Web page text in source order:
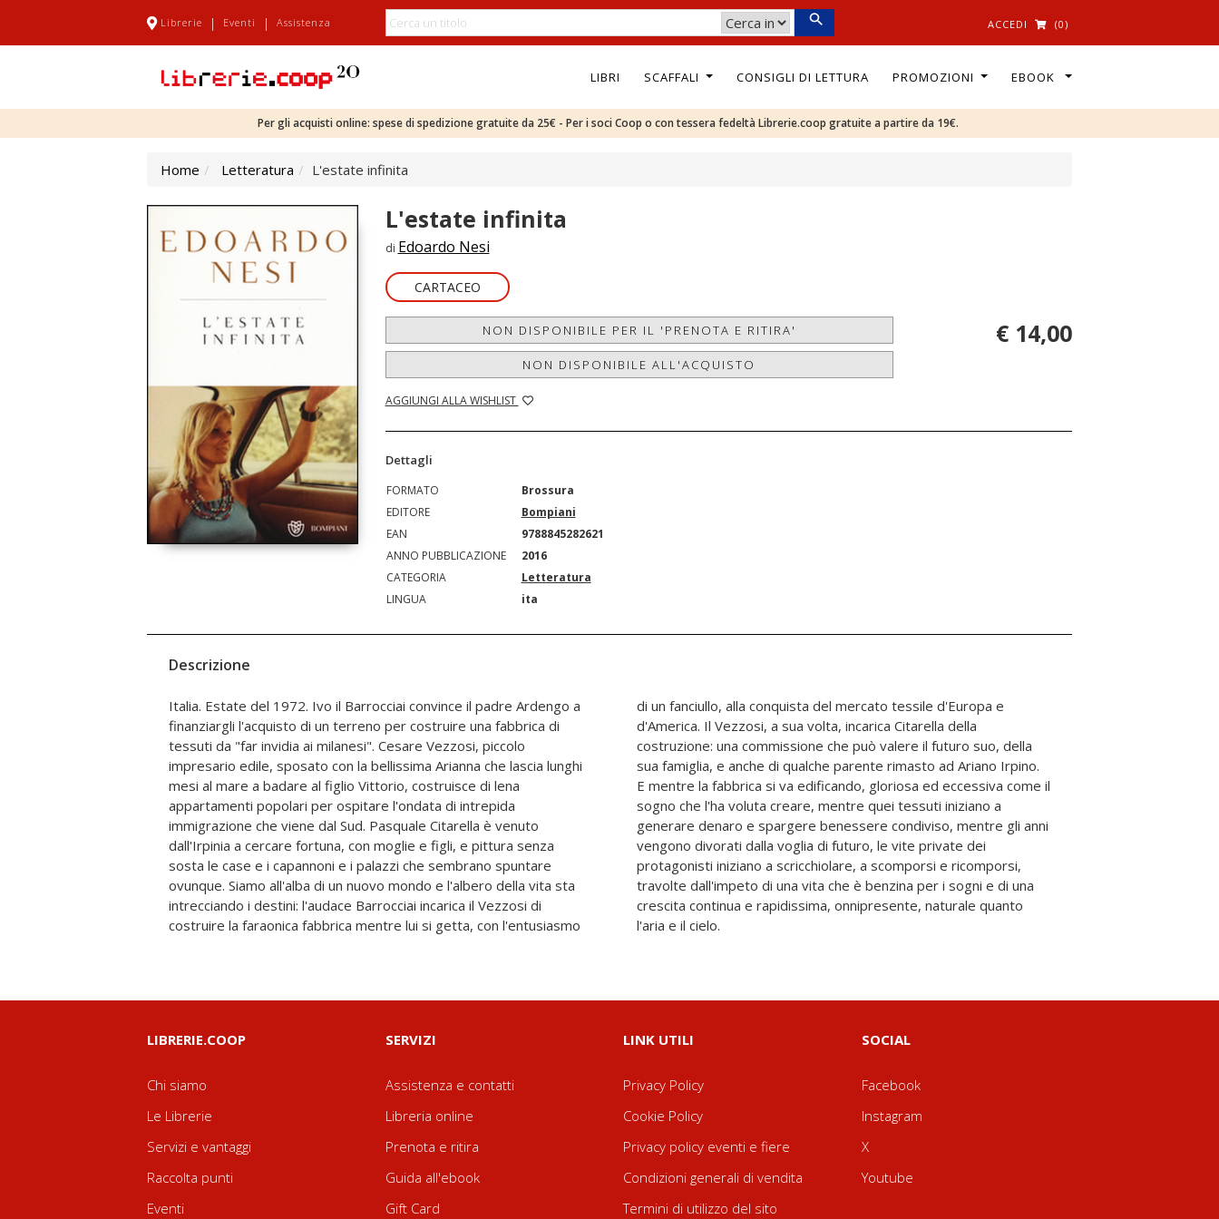
Librerie | Eventi | Assistenza ACCEDI (0)
LIBRI SCAFFALI CONSIGLI DI LETTURA PROMOZIONI EBOOK
Per gli acquisti online: spese di spedizione gratuite da 25€ - Per i soci Coop o con tessera fedeltà Librerie.coop gratuite a partire da 19€.
Home Letteratura L'estate infinita
L'estate infinita
di Edoardo Nesi
CARTACEO
NON DISPONIBILE PER IL 'PRENOTA E RITIRA'
NON DISPONIBILE ALL'ACQUISTO
AGGIUNGI ALLA WISHLIST
€ 14,00
Dettagli
FORMATO
Brossura
EDITORE
Bompiani
EAN
9788845282621
ANNO PUBBLICAZIONE
2016
CATEGORIA
Letteratura
LINGUA
ita
Descrizione
Italia. Estate del 1972. Ivo il Barrocciai convince il padre Ardengo a
finanziargli l'acquisto di un terreno per costruire una fabbrica di
tessuti da "far invidia ai milanesi". Cesare Vezzosi, piccolo
impresario edile, sposato con la bellissima Arianna che lascia lunghi
mesi al mare a badare al figlio Vittorio, costruisce di lena
appartamenti popolari per ospitare l'ondata di intrepida
immigrazione che viene dal Sud. Pasquale Citarella è venuto
dall'Irpinia a cercare fortuna, con moglie e figli, e pittura senza
sosta le case e i capannoni e i palazzi che sembrano spuntare
ovunque. Siamo all'alba di un nuovo mondo e l'albero della vita sta
intrecciando i destini: l'audace Barrocciai incarica il Vezzosi di
costruire la faraonica fabbrica mentre lui si getta, con l'entusiasmo
di un fanciullo, alla conquista del mercato tessile d'Europa e
d'America. Il Vezzosi, a sua volta, incarica Citarella della
costruzione: una commissione che può valere il futuro suo, della
sua famiglia, e anche di qualche parente rimasto ad Ariano Irpino.
E mentre la fabbrica si va edificando, gloriosa ed eccessiva come il
sogno che l'ha voluta creare, mentre quei tessuti iniziano a
generare denaro e spargere benessere condiviso, mentre gli anni
vengono divorati dalla voglia di futuro, le vite private dei
protagonisti iniziano a scricchiolare, a scomporsi e ricomporsi,
travolte dall'impeto di una vita che è benzina per i sogni e di una
crescita continua e rapidissima, onnipresente, naturale quanto
l'aria e il cielo.
LIBRERIE.COOP
Chi siamo
Le Librerie
Servizi e vantaggi
Raccolta punti
Eventi
SERVIZI
Assistenza e contatti
Libreria online
Prenota e ritira
Guida all'ebook
Gift Card
LINK UTILI
Privacy Policy
Cookie Policy
Privacy policy eventi e fiere
Condizioni generali di vendita
Termini di utilizzo del sito
SOCIAL
Facebook
Instagram
X
Youtube